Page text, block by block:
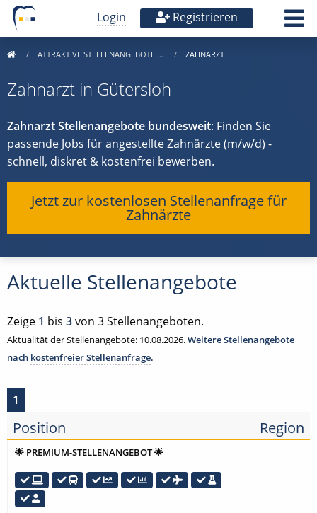
Login Registrieren
ATTRAKTIVE STELLENANGEBOTE … ZAHNARZT
Zahnarzt in Gütersloh
Zahnarzt Stellenangebote bundesweit: Finden Sie
passende Jobs für angestellte Zahnärzte (m/w/d) -
schnell, diskret & kostenfrei bewerben.
Jetzt zur kostenlosen Stellenanfrage für
Zahnärzte
Aktuelle Stellenangebote
Zeige 1 bis 3von 3 Stellenangeboten.
Aktualität der Stellenangebote: 10.08.2026.Weitere Stellenangebote
nach kostenfreier Stellenanfrage.
1
Position Region
🌟 PREMIUM-STELLENANGEBOT 🌟